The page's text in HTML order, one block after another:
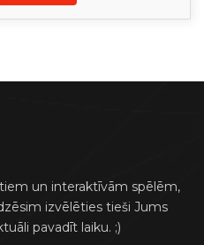
un interaktīvām spēlēm,
izvēlēties tieši Jums
pavadīt laiku. ;)